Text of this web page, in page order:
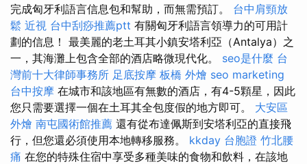
完成匈牙利語言信息包和幫助，而無需預訂。 台中肩頸放
鬆 近視 台中刮痧推薦ptt 有關匈牙利語言領導力的可用計
劃的信息！ 最美麗的老土耳其小鎮安塔利亞（Antalya）之
一，其海灘上包含全部的酒店略微現代化。 seo是什麼 台
灣前十大律師事務所 足底按摩 板橋 外燴 seo marketing
台中按摩 在城市和該地區有無數的酒店，有4-5顆星，因此
您只需要選擇一個在土耳其全包度假的地方即可。 大安區
外燴 南屯國術館推薦 還有從布達佩斯到安塔利亞的直接飛
行，但您還必須使用本地轉移服務。 kkday 台胞證 竹北腰
痛 在您的特殊住宿中享受多種美味的食物和飲料，在該地